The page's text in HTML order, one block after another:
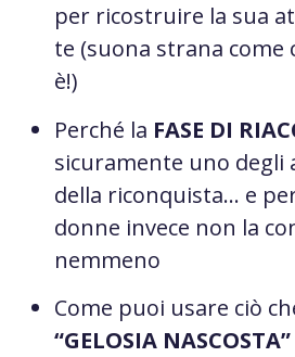
per ricostruire la sua
te (suona strana come
è!)
Perché la FASE DI
sicuramente uno degli
della riconquista… e
donne invece non la
nemmeno
Come puoi usare ciò
“GELOSIA NASCOSTA”